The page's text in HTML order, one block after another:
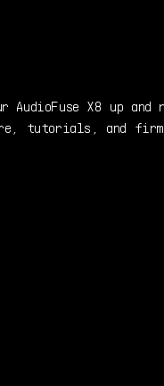
X8 up and
tutorials, and